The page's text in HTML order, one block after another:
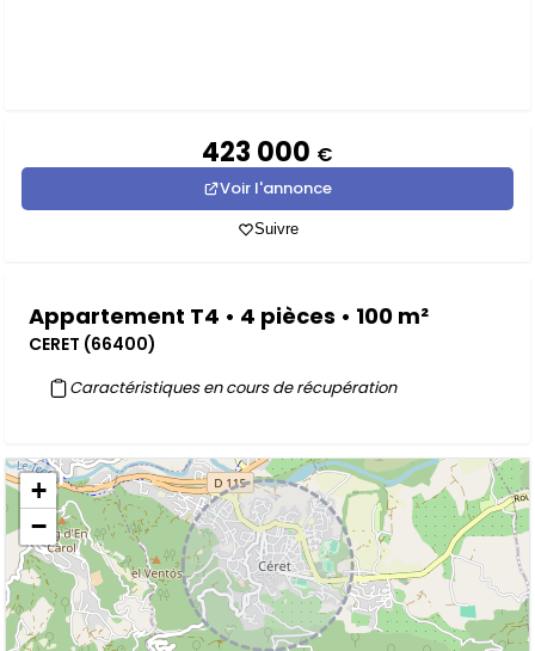
423 000 €
Voir l'annonce
Suivre
Appartement T4 • 4 pièces • 100 m²
CERET (66400)
Caractéristiques en cours de récupération
+
−